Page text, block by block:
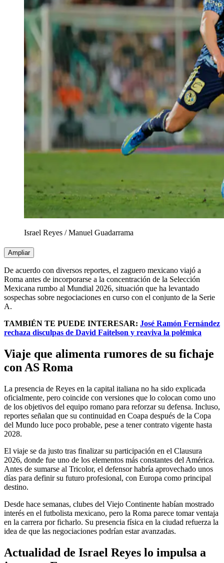
Israel Reyes /Manuel Guadarrama
Ampliar
De acuerdo con diversos reportes, el zaguero mexicano viajó a
Roma antes de incorporarse a la concentración de la Selección
Mexicana rumbo al Mundial 2026, situación que ha levantado
sospechas sobre negociaciones en curso con el conjunto de la Serie
A.
TAMBIÉN TE PUEDE INTERESAR: José Ramón Fernández
rechaza disculpas de David Faitelson y reaviva la polémica
Viaje que alimenta rumores de su fichaje
con AS Roma
La presencia de Reyes en la capital italiana no ha sido explicada
oficialmente, pero coincide con versiones que lo colocan como uno
de los objetivos del equipo romano para reforzar su defensa. Incluso,
reportes señalan que su continuidad en Coapa después de la Copa
del Mundo luce poco probable, pese a tener contrato vigente hasta
2028.
El viaje se da justo tras finalizar su participación en el Clausura
2026, donde fue uno de los elementos más constantes del América.
Antes de sumarse al Tricolor, el defensor habría aprovechado unos
días para definir su futuro profesional, con Europa como principal
destino.
Desde hace semanas, clubes del Viejo Continente habían mostrado
interés en el futbolista mexicano, pero la Roma parece tomar ventaja
en la carrera por ficharlo. Su presencia física en la ciudad refuerza la
idea de que las negociaciones podrían estar avanzadas.
Actualidad de Israel Reyes lo impulsa a